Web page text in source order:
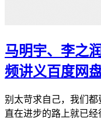
马明宇、李之
频讲义百度网
别太苛求自己，我们
直在进步的路上就已